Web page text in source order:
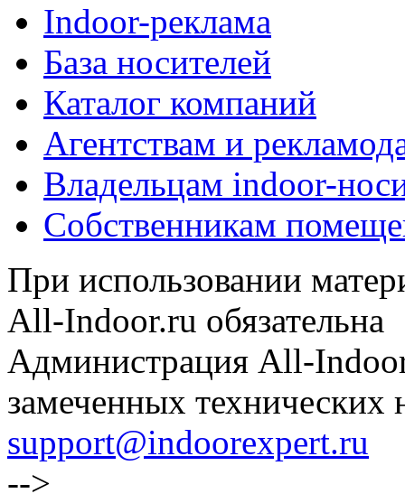
Indoor-реклама
База носителей
Каталог компаний
Агентствам и
Владельцам indoor-
Собственникам
При использовании
All-Indoor.ru обязательна
Администрация All-
замеченных технических
support@indoorexpert.ru
-->